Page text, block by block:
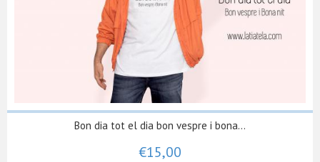
Bon dia tot el dia bon vespre i bona...
€15,00